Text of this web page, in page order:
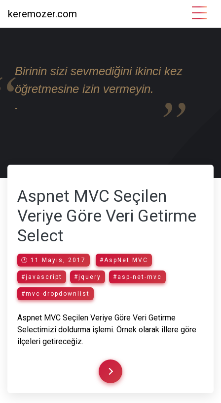
keremozer.com
Birinin sizi sevmediğini ikinci kez
öğretmesine izin vermeyin.
-
Aspnet MVC Seçilen
Veriye Göre Veri Getirme
Select
🕐 11 Mayıs, 2017 #AspNet MVC
#javascript #jquery #asp-net-mvc
#mvc-dropdownlist
Aspnet MVC Seçilen Veriye Göre Veri Getirme
Selectimizi doldurma işlemi. Örnek olarak illere göre
ilçeleri getireceğiz.